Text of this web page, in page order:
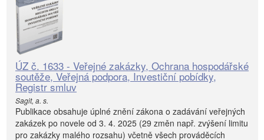
ÚZ č. 1633 - Veřejné zakázky, Ochrana hospodářské
soutěže, Veřejná podpora, Investiční pobídky,
Registr smluv
Sagit, a. s.
Publikace obsahuje úplné znění zákona o zadávání veřejných
zakázek po novele od 3. 4. 2025 (29 změn např. zvýšení limitu
pro zakázky malého rozsahu) včetně všech prováděcích